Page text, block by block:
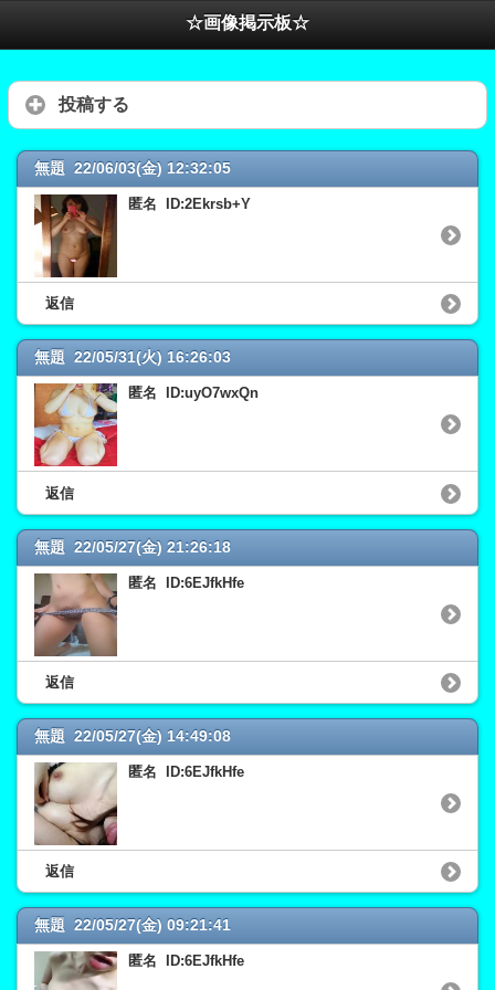
☆画像掲示板☆
投稿する
無題 22/06/03(金) 12:32:05
匿名 ID:2Ekrsb+Y
返信
無題 22/05/31(火) 16:26:03
匿名 ID:uyO7wxQn
返信
無題 22/05/27(金) 21:26:18
匿名 ID:6EJfkHfe
返信
無題 22/05/27(金) 14:49:08
匿名 ID:6EJfkHfe
返信
無題 22/05/27(金) 09:21:41
匿名 ID:6EJfkHfe